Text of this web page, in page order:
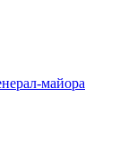
майора